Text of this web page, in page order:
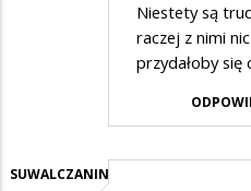
Niestety są
raczej z nimi
przydałoby się
SUWALCZANIN